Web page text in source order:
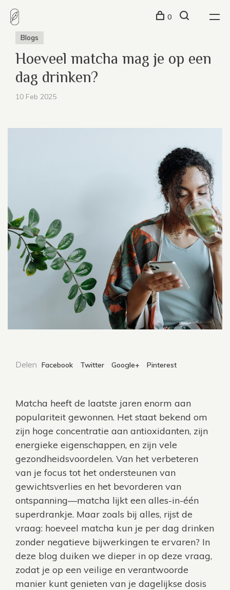
0
Blogs
Hoeveel matcha mag je op een
dag drinken?
10 Feb 2025
Delen Facebook Twitter Google+ Pinterest
Matcha heeft de laatste jaren enorm aan
populariteit gewonnen. Het staat bekend om
zijn hoge concentratie aan antioxidanten, zijn
energieke eigenschappen, en zijn vele
gezondheidsvoordelen. Van het verbeteren
van je focus tot het ondersteunen van
gewichtsverlies en het bevorderen van
ontspanning—matcha lijkt een alles-in-één
superdrankje. Maar zoals bij alles, rijst de
vraag: hoeveel matcha kun je per dag drinken
zonder negatieve bijwerkingen te ervaren? In
deze blog duiken we dieper in op deze vraag,
zodat je op een veilige en verantwoorde
manier kunt genieten van je dagelijkse dosis